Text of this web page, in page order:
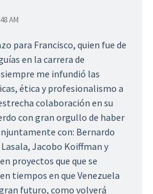
AM
para Francisco, quien fue de
en la carrera de
me infundió las
ética y profesionalismo a
colaboración en su
con gran orgullo de haber
con: Bernardo
Jacobo Koiffman y
proyectos que que se
tiempos en que Venezuela
futuro, como volverá